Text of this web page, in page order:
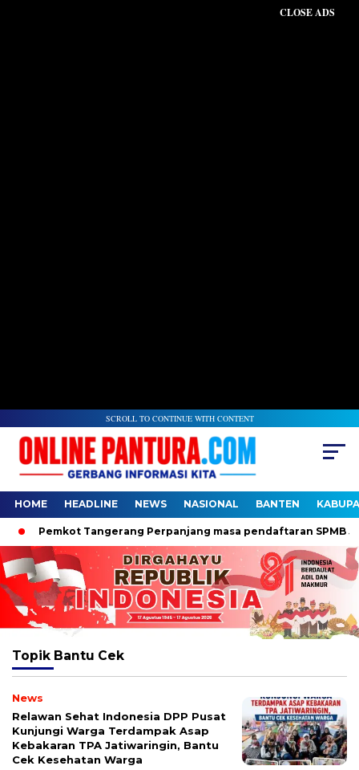
CLOSE ADS
SCROLL TO CONTINUE WITH CONTENT
HOME HEADLINE NEWS NASIONAL BANTEN
Pemkot Tangerang Perpanjang masa pendaftaran SPMB
Topik Bantu Cek
News
Relawan Sehat Indonesia DPP Pusat
Kunjungi Warga Terdampak Asap
Kebakaran TPA Jatiwaringin, Bantu
Cek Kesehatan Warga